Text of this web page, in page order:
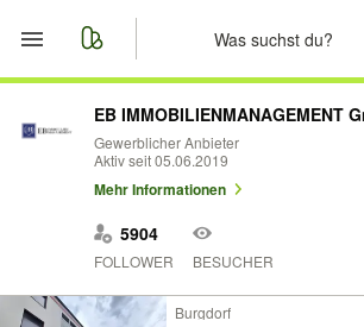
Start
Merkliste
Nachrichten
EB IMMOBILIENMANAGEMENT
Gewerblicher Anbieter
Aktiv seit 05.06.2019
Mehr Informationen
5904
FOLLOWER BESUCHER
Burgdorf